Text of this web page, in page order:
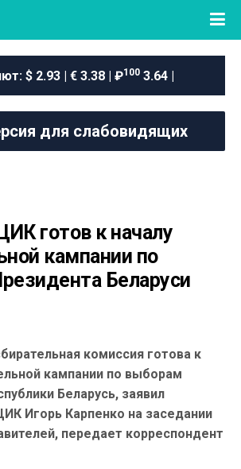
$ 2.93 | € 3.38 | ₽100 3.64 |
для слабовидящих
готов к началу
кампании по
Беларуси
комиссия готова к
кампании по выборам
Беларусь, заявил
Игорь Карпенко на заседании
передает корреспондент